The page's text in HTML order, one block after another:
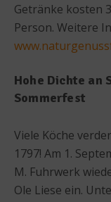
Getränke kosten
Person. Weitere
Hohe Dichte an
Sommerfest
Viele Köche
1797! Am 1.
M. Fuhrwerk
Ole Liese ein.